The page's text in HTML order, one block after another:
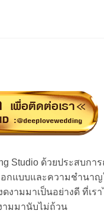
Studio ด้วยประสบกา
กแบบและความชำนาญ
งามมาเป็นอย่างดี ที่เร
ามมานับไม่ถ้วน